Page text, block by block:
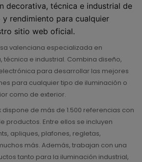
decorativa, técnica e industrial de
y rendimiento para cualquier
sitio web oficial.
valenciana especializada en
técnica e industrial. Combina diseño,
para desarrollar las mejores
para cualquier tipo de iluminación o
como de exterior.
de más de 1.500 referencias con
productos. Entre ellos se incluyen
apliques, plafones, regletas,
más. Además, trabajan con una
tanto para la iluminación industrial,